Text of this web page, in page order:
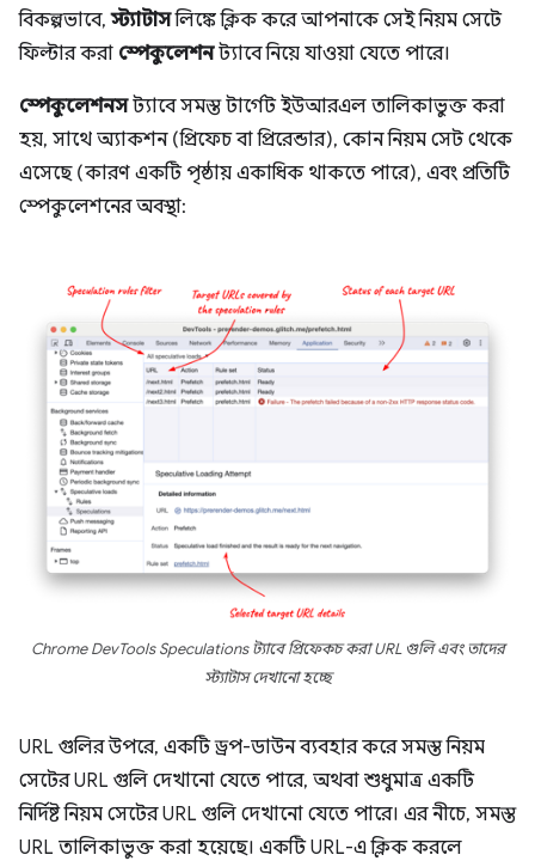
বিকল্পভাবে,স্ট্যাটাসলিঙ্কে ক্লিক করে আপনাকে সেই নিয়ম সেটে
ফিল্টার করা স্পেকুলেশনট্যাবে নিয়ে যাওয়া যেতে পারে।
স্পেকুলেশনসট্যাবে সমস্ত টার্গেট ইউআরএল তালিকাভুক্ত করা
হয়, সাথে অ্যাকশন (প্রিফেচ বা প্রিরেন্ডার), কোন নিয়ম সেট থেকে
এসেছে (কারণ একটি পৃষ্ঠায় একাধিক থাকতে পারে), এবং প্রতিটি
স্পেকুলেশনের অবস্থা:
Chrome DevTools Speculations ট্যাবে প্রিফেকচ করা URL গুলি এবং তাদের
স্ট্যাটাস দেখানো হচ্ছে
URL গুলির উপরে, একটি ড্রপ-ডাউন ব্যবহার করে সমস্ত নিয়ম
সেটের URL গুলি দেখানো যেতে পারে, অথবা শুধুমাত্র একটি
নির্দিষ্ট নিয়ম সেটের URL গুলি দেখানো যেতে পারে। এর নীচে, সমস্ত
URL তালিকাভুক্ত করা হয়েছে। একটি URL-এ ক্লিক করলে